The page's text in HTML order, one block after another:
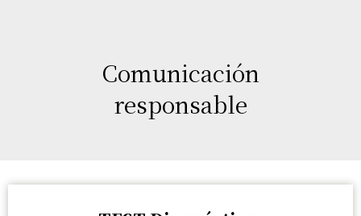
Comunicación
responsable